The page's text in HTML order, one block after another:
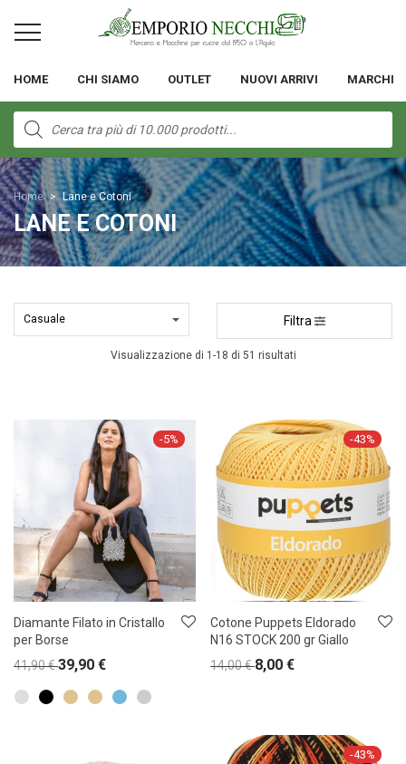
HOME CHI SIAMO OUTLET NUOVI ARRIVI MARCHI
Products
search
Home > Lane e Cotoni
LANE E COTONI
Filtra
Visualizzazione di 1-18 di 51 risultati
-5%
Diamante Filato in Cristallo
per Borse
41,90€39,90 €
-43%
Cotone Puppets Eldorado
N16 STOCK 200 gr Giallo
14,00€ 8,00 €
-43%